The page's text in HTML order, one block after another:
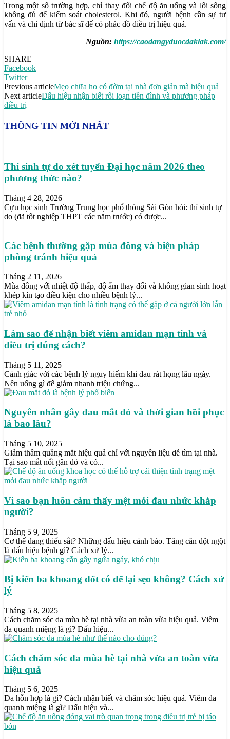
Trong một số trường hợp, chỉ thay đổi chế độ ăn uống và lối sống
không đủ để kiểm soát cholesterol. Khi đó, người bệnh cần sự tư
vấn và chỉ định từ bác sĩ để có phác đồ điều trị hiệu quả.
Nguồn: https://caodangyduocdaklak.com/
SHARE
Facebook
Twitter
Previous articleMẹo chữa ho có đờm tại nhà đơn giản mà hiệu quả
Next articleDấu hiệu nhận biết rối loạn tiền đình và phương pháp
điều trị
THÔNG TIN MỚI NHẤT
Thí sinh tự do xét tuyển Đại học năm 2026 theo
phương thức nào?
Tháng 4 28, 2026
Cựu học sinh Trường Trung học phổ thông Sài Gòn hỏi: thí sinh tự
do (đã tốt nghiệp THPT các năm trước) có được...
Các bệnh thường gặp mùa đông và biện pháp
phòng tránh hiệu quả
Tháng 2 11, 2026
Mùa đông với nhiệt độ thấp, độ ẩm thay đổi và không gian sinh hoạt
khép kín tạo điều kiện cho nhiều bệnh lý...
Làm sao để nhận biết viêm amidan mạn tính và
điều trị đúng cách?
Tháng 5 11, 2025
Cảnh giác với các bệnh lý nguy hiểm khi đau rát họng lâu ngày.
Nên uống gì để giảm nhanh triệu chứng...
Nguyên nhân gây đau mắt đỏ và thời gian hồi phục
là bao lâu?
Tháng 5 10, 2025
Giảm thâm quầng mắt hiệu quả chỉ với nguyên liệu dễ tìm tại nhà.
Tại sao mắt nổi gân đỏ và có...
Vì sao bạn luôn cảm thấy mệt mỏi đau nhức khắp
người?
Tháng 5 9, 2025
Cơ thể đang thiếu sắt? Những dấu hiệu cảnh báo. Tăng cân đột ngột
là dấu hiệu bệnh gì? Cách xử lý...
Bị kiến ba khoang đốt có để lại sẹo không? Cách xử
lý
Tháng 5 8, 2025
Cách chăm sóc da mùa hè tại nhà vừa an toàn vừa hiệu quả. Viêm
da quanh miệng là gì? Dấu hiệu...
Cách chăm sóc da mùa hè tại nhà vừa an toàn vừa
hiệu quả
Tháng 5 6, 2025
Da hỗn hợp là gì? Cách nhận biết và chăm sóc hiệu quả. Viêm da
quanh miệng là gì? Dấu hiệu và...